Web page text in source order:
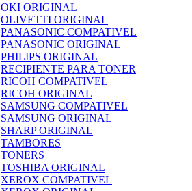
OKI ORIGINAL
OLIVETTI ORIGINAL
PANASONIC COMPATIVEL
PANASONIC ORIGINAL
PHILIPS ORIGINAL
RECIPIENTE PARA TONER
RICOH COMPATIVEL
RICOH ORIGINAL
SAMSUNG COMPATIVEL
SAMSUNG ORIGINAL
SHARP ORIGINAL
TAMBORES
TONERS
TOSHIBA ORIGINAL
XEROX COMPATIVEL